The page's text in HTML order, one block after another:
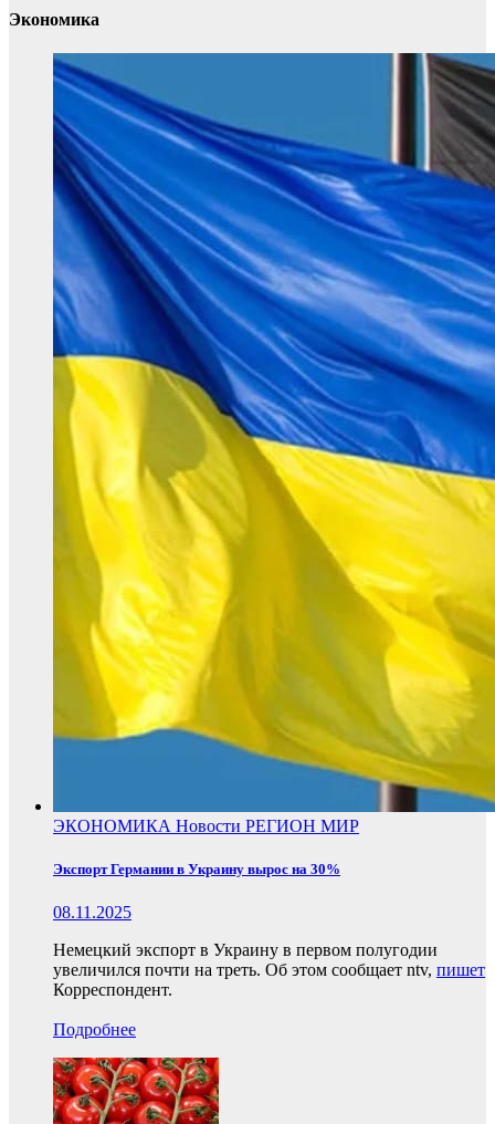
Экономика
ЭКОНОМИКА Новости РЕГИОН МИР
Экспорт Германии в Украину вырос на 30%
08.11.2025
Немецкий экспорт в Украину в первом полугодии
увеличился почти на треть. Об этом сообщает ntv, пишет
Корреспондент.
Подробнее